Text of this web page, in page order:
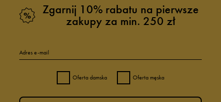
Zgarnij 10% rabatu na pierwsze
zakupy za min. 250 zł
Adres e-mail
Oferta damska Oferta męska